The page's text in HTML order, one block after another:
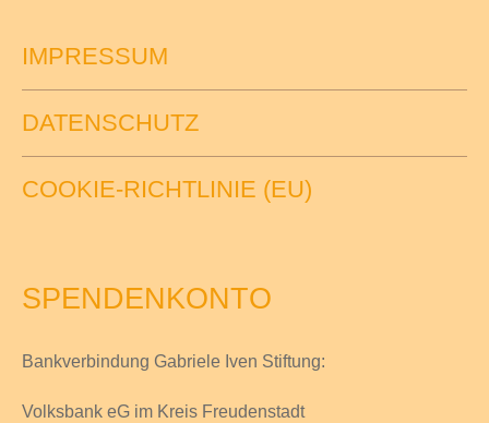
IMPRESSUM
DATENSCHUTZ
COOKIE-RICHTLINIE (EU)
SPENDENKONTO
Bankverbindung Gabriele Iven Stiftung:
Volksbank eG im Kreis Freudenstadt